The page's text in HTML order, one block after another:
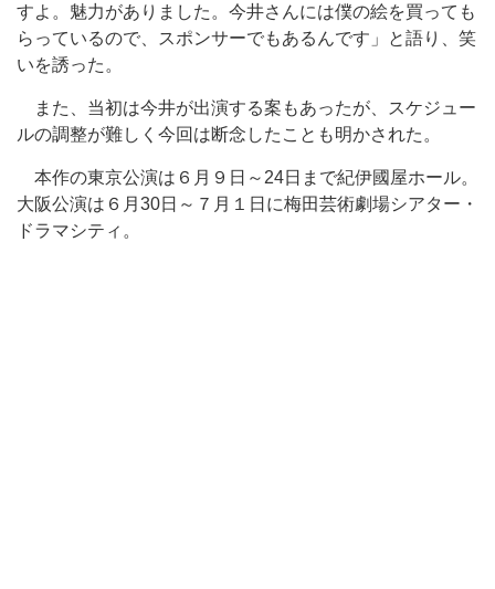
すよ。魅力がありました。今井さんには僕の絵を買っても
らっているので、スポンサーでもあるんです」と語り、笑
いを誘った。
また、当初は今井が出演する案もあったが、スケジュー
ルの調整が難しく今回は断念したことも明かされた。
本作の東京公演は６月９日～24日まで紀伊國屋ホール。
大阪公演は６月30日～７月１日に梅田芸術劇場シアター・
ドラマシティ。